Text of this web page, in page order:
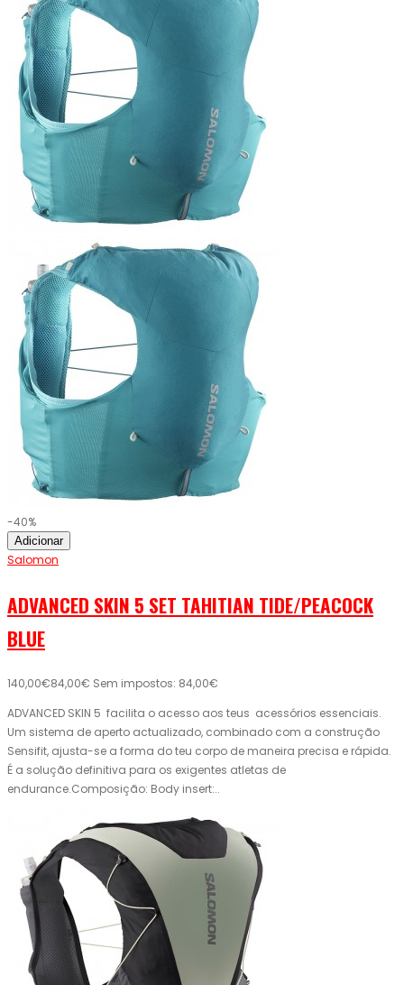
-40%
Adicionar
Salomon
ADVANCED SKIN 5 SET TAHITIAN TIDE/PEACOCK
BLUE
140,00€84,00€ Sem impostos: 84,00€
ADVANCED SKIN 5 facilita o acesso aos teus acessórios essenciais.
Um sistema de aperto actualizado, combinado com a construção
Sensifit, ajusta-se a forma do teu corpo de maneira precisa e rápida.
É a solução definitiva para os exigentes atletas de
endurance.Composição: Body insert:..